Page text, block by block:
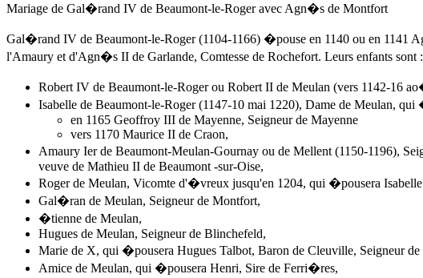
Mariage de Gal�rand IV de Beaumont-le-Roger avec Agn�s de Montfort
Gal�rand IV de Beaumont-le-Roger (1104-1166) �pouse en 1140 ou en 1141
l'Amaury et d'Agn�s II de Garlande, Comtesse de Rochefort. Leurs enfants sont :
Robert IV de Beaumont-le-Roger ou Robert II de Meulan (vers 1142-16
Isabelle de Beaumont-le-Roger (1147-10 mai 1220), Dame de Meulan, qui
en 1165 Geoffroy III de Mayenne, Seigneur de Mayenne
vers 1170 Maurice II de Craon,
Amaury Ier de Beaumont-Meulan-Gournay ou de Mellent (1150-1196),
veuve de Mathieu II de Beaumont -sur-Oise,
Roger de Meulan, Vicomte d'�vreux jusqu'en 1204, qui �pousera
Gal�ran de Meulan, Seigneur de Montfort,
�tienne de Meulan,
Hugues de Meulan, Seigneur de Blinchefeld,
Marie de X, qui �pousera Hugues Talbot, Baron de Cleuville, Seigneur de
Amice de Meulan, qui �pousera Henri, Sire de Ferri�res,